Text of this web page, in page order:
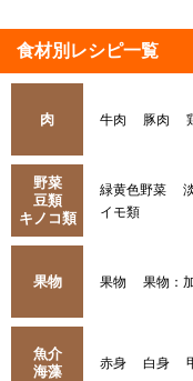
食材別レシピ一覧
肉 牛肉 豚肉
野菜
豆類
キノコ類
緑黄色野菜
イモ類
果物 果物 果物：
魚介
海藻
赤身 白身